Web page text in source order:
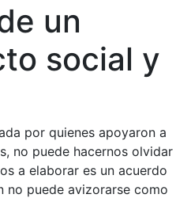
un
social y
por quienes apoyaron a
no puede hacernos olvidar
a elaborar es un acuerdo
no puede avizorarse como